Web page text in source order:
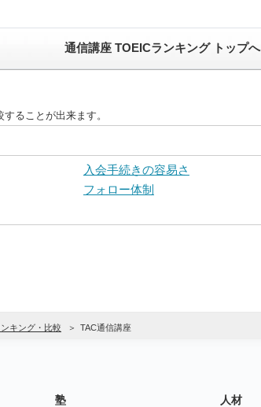
通信講座 TOEICランキング トップへ
ることが出来ます。
入会手続きの容易さ
フォロー体制
キング・比較 TAC通信講座
塾
人材